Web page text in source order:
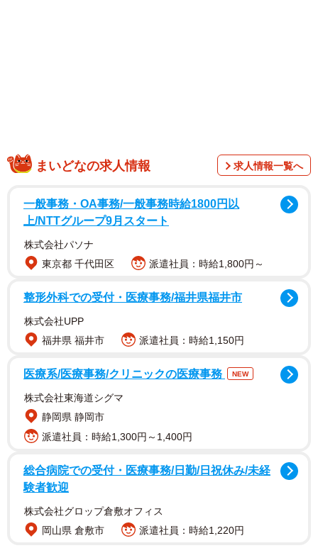
まいどなの求人情報 求人情報一覧へ
一般事務・OA事務/一般事務時給1800円以
上/NTTグループ9月スタート
株式会社パソナ
東京都 千代田区
派遣社員：時給1,800円～
整形外科での受付・医療事務/福井県福井市
株式会社UPP
福井県 福井市
派遣社員：時給1,150円
医療系/医療事務/クリニックの医療事務 NEW
株式会社東海道シグマ
静岡県 静岡市
派遣社員：時給1,300円～1,400円
総合病院での受付・医療事務/日勤/日祝休み/未経
験者歓迎
株式会社グロップ倉敷オフィス
岡山県 倉敷市
派遣社員：時給1,220円